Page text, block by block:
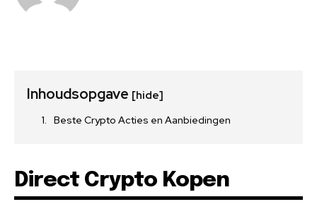
Inhoudsopgave [hide]
Beste Crypto Acties en Aanbiedingen
Direct Crypto Kopen